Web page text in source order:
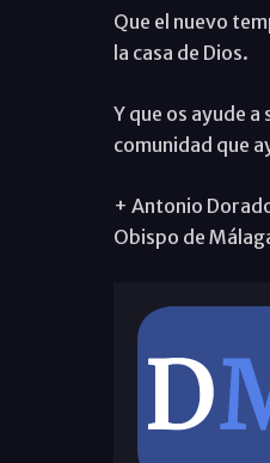
Que el nuevo
la casa de Dios.
Y que os ayude
comunidad que
+ Antonio
Obispo de